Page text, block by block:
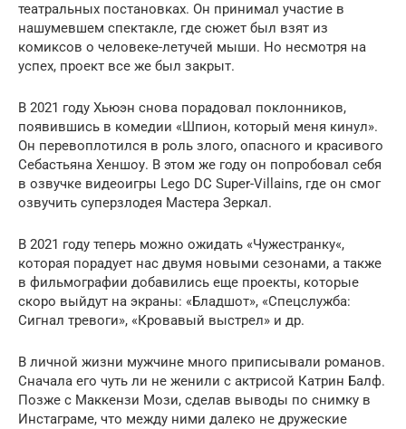
театральных постановках. Он принимал участие в
нашумевшем спектакле, где сюжет был взят из
комиксов о человеке-летучей мыши. Но несмотря на
успех, проект все же был закрыт.
В 2021 году Хьюэн снова порадовал поклонников,
появившись в комедии «Шпион, который меня кинул».
Он перевоплотился в роль злого, опасного и красивого
Себастьяна Хеншоу. В этом же году он попробовал себя
в озвучке видеоигры Lego DC Super-Villains, где он смог
озвучить суперзлодея Мастера Зеркал.
В 2021 году теперь можно ожидать «Чужестранку«,
которая порадует нас двумя новыми сезонами, а также
в фильмографии добавились еще проекты, которые
скоро выйдут на экраны: «Бладшот», «Спецслужба:
Сигнал тревоги», «Кровавый выстрел» и др.
В личной жизни мужчине много приписывали романов.
Сначала его чуть ли не женили с актрисой Катрин Балф.
Позже с Маккензи Мози, сделав выводы по снимку в
Инстаграме, что между ними далеко не дружеские